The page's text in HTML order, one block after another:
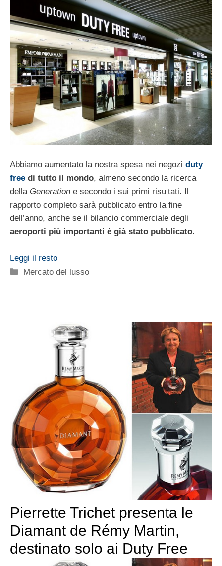
Abbiamo aumentato la nostra spesa nei negozi duty
free di tutto il mondo, almeno secondo la ricerca
della Generation e secondo i sui primi risultati. Il
rapporto completo sarà pubblicato entro la fine
dell’anno, anche se il bilancio commerciale degli
aeroporti più importanti è già stato pubblicato.
Leggi il resto
Categorie
Mercato del lusso
Pierrette Trichet presenta le
Diamant de Rémy Martin,
destinato solo ai Duty Free